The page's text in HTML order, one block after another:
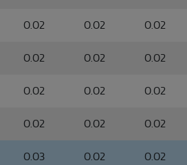
0.02 0.02 0.02
0.02 0.02 0.02
0.02 0.02 0.02
0.02 0.02 0.02
0.03 0.02 0.02